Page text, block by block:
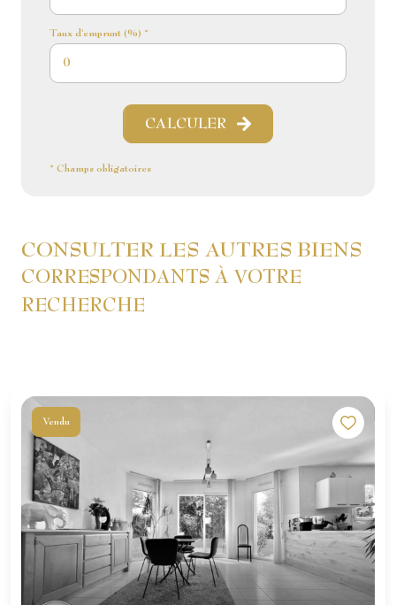
Taux d'emprunt (%) *
CALCULER
* Champs obligatoires
CONSULTER LES AUTRES BIENS
CORRESPONDANTS À VOTRE
RECHERCHE
Vendu